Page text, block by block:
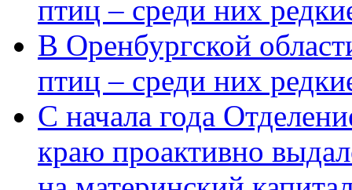
птиц – среди них
В Оренбургской
птиц – среди них
С начала года
краю проактивно